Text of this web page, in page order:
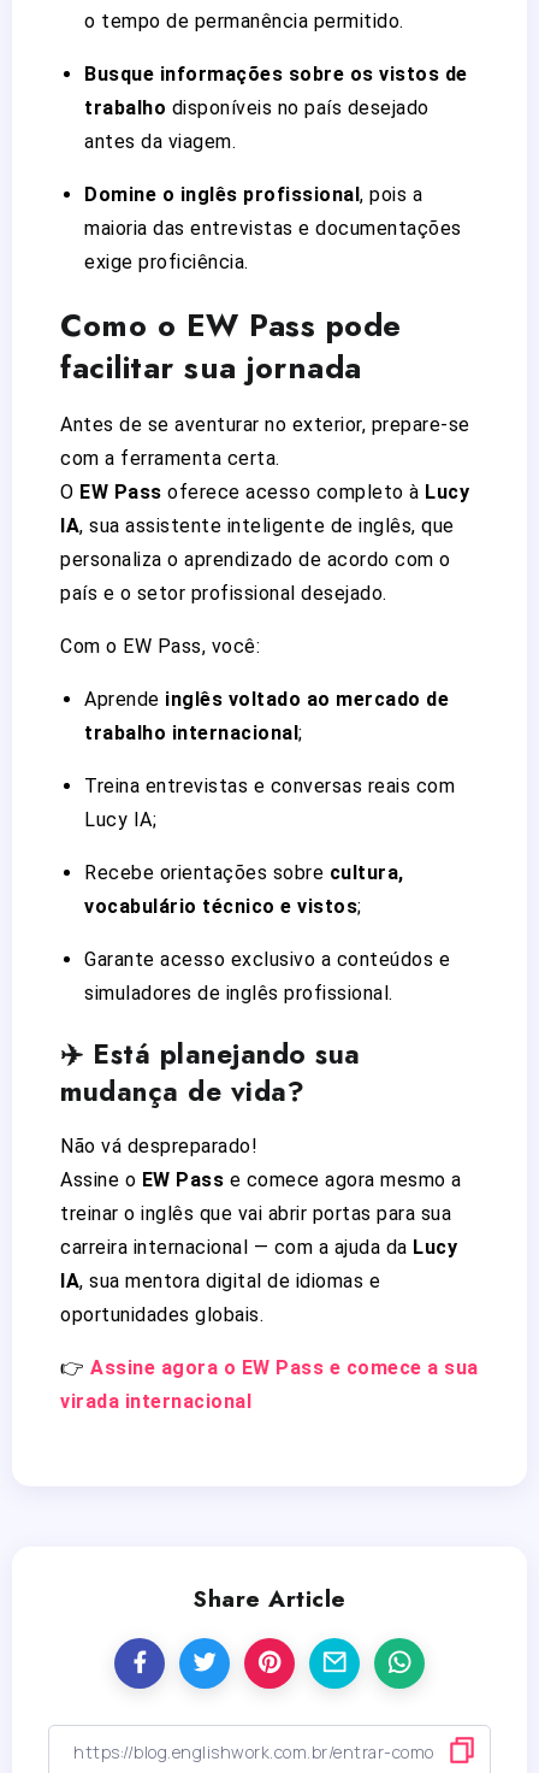
o tempo de permanência permitido.
Busque informações sobre os vistos de
trabalho disponíveis no país desejado
antes da viagem.
Domine o inglês profissional, pois a
maioria das entrevistas e documentações
exige proficiência.
Como o EW Pass pode
facilitar sua jornada
Antes de se aventurar no exterior, prepare-se
com a ferramenta certa.
O EW Pass oferece acesso completo à Lucy
IA, sua assistente inteligente de inglês, que
personaliza o aprendizado de acordo com o
país e o setor profissional desejado.
Com o EW Pass, você:
Aprende inglês voltado ao mercado de
trabalho internacional;
Treina entrevistas e conversas reais com
Lucy IA;
Recebe orientações sobre cultura,
vocabulário técnico e vistos;
Garante acesso exclusivo a conteúdos e
simuladores de inglês profissional.
✈️ Está planejando sua
mudança de vida?
Não vá despreparado!
Assine o EW Pass e comece agora mesmo a
treinar o inglês que vai abrir portas para sua
carreira internacional — com a ajuda da Lucy
IA, sua mentora digital de idiomas e
oportunidades globais.
👉 Assine agora o EW Pass e comece a sua
virada internacional
Share Article